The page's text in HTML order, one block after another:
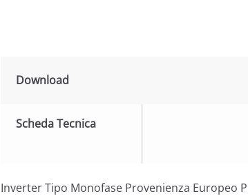
Download
Scheda Tecnica
Inverter Tipo Monofase Provenienza Europeo